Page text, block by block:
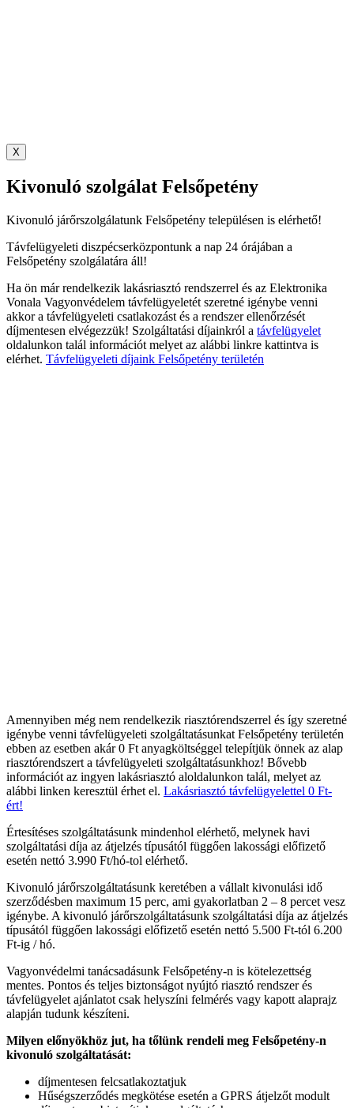
X
Kivonuló szolgálat Felsőpetény
Kivonuló járőrszolgálatunk Felsőpetény településen is elérhető!
Távfelügyeleti diszpécserközpontunk a nap 24 órájában a
Felsőpetény szolgálatára áll!
Ha ön már rendelkezik lakásriasztó rendszerrel és az Elektronika
Vonala Vagyonvédelem távfelügyeletét szeretné igénybe venni
akkor a távfelügyeleti csatlakozást és a rendszer ellenőrzését
díjmentesen elvégezzük! Szolgáltatási díjainkról a távfelügyelet
oldalunkon talál információt melyet az alábbi linkre kattintva is
elérhet. Távfelügyeleti díjaink Felsőpetény területén
Amennyiben még nem rendelkezik riasztórendszerrel és így szeretné
igénybe venni távfelügyeleti szolgáltatásunkat Felsőpetény területén
ebben az esetben akár 0 Ft anyagköltséggel telepítjük önnek az alap
riasztórendszert a távfelügyeleti szolgáltatásunkhoz! Bővebb
információt az ingyen lakásriasztó aloldalunkon talál, melyet az
alábbi linken keresztül érhet el. Lakásriasztó távfelügyelettel 0 Ft-
ért!
Értesítéses szolgáltatásunk mindenhol elérhető, melynek havi
szolgáltatási díja az átjelzés típusától függően lakossági előfizető
esetén nettó 3.990 Ft/hó-tol elérhető.
Kivonuló járőrszolgáltatásunk keretében a vállalt kivonulási idő
szerződésben maximum 15 perc, ami gyakorlatban 2 – 8 percet vesz
igénybe. A kivonuló járőrszolgáltatásunk szolgáltatási díja az átjelzés
típusától függően lakossági előfizető esetén nettó 5.500 Ft-tól 6.200
Ft-ig / hó.
Vagyonvédelmi tanácsadásunk Felsőpetény-n is kötelezettség
mentes. Pontos és teljes biztonságot nyújtó riasztó rendszer és
távfelügyelet ajánlatot csak helyszíni felmérés vagy kapott alaprajz
alapján tudunk készíteni.
Milyen előnyökhöz jut, ha tőlünk rendeli meg Felsőpetény-n
kivonuló szolgáltatását:
díjmentesen felcsatlakoztatjuk
Hűségszerződés megkötése esetén a GPRS átjelzőt modult